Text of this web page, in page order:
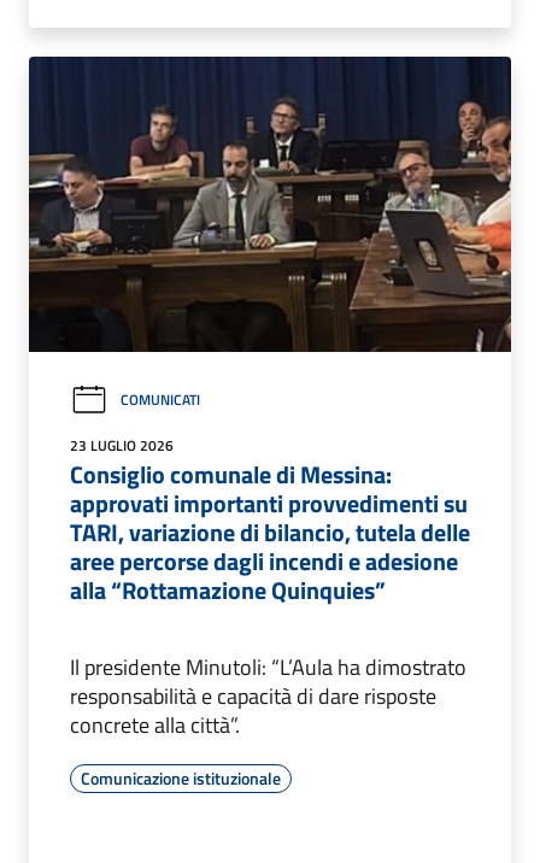
COMUNICATI
23 LUGLIO 2026
Consiglio comunale di Messina:
approvati importanti provvedimenti su
TARI, variazione di bilancio, tutela delle
aree percorse dagli incendi e adesione
alla “Rottamazione Quinquies”
Il presidente Minutoli: “L’Aula ha dimostrato
responsabilità e capacità di dare risposte
concrete alla città”.
Comunicazione istituzionale